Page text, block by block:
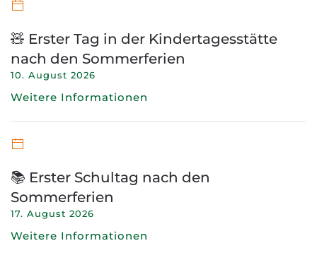
🧸 Erster Tag in der Kindertagesstätte
nach den Sommerferien
10. August 2026
Weitere Informationen
📚 Erster Schultag nach den
Sommerferien
17. August 2026
Weitere Informationen